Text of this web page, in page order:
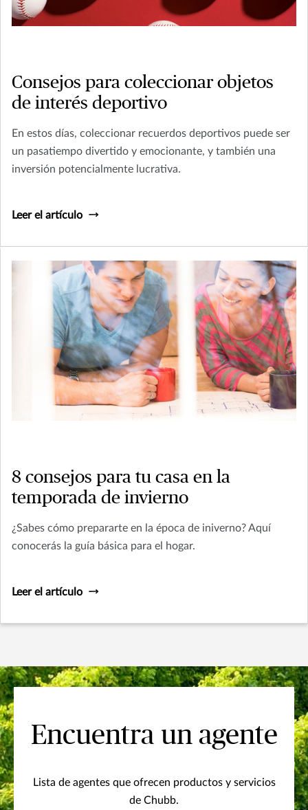
Consejos para coleccionar objetos
de interés deportivo
En estos días, coleccionar recuerdos deportivos puede ser
un pasatiempo divertido y emocionante, y también una
inversión potencialmente lucrativa.
Leer el artículo
8 consejos para tu casa en la
temporada de invierno
¿Sabes cómo prepararte en la época de iniverno? Aquí
conocerás la guía básica para el hogar.
Leer el artículo
Encuentra un agente
Lista de agentes que ofrecen productos y servicios
de Chubb.